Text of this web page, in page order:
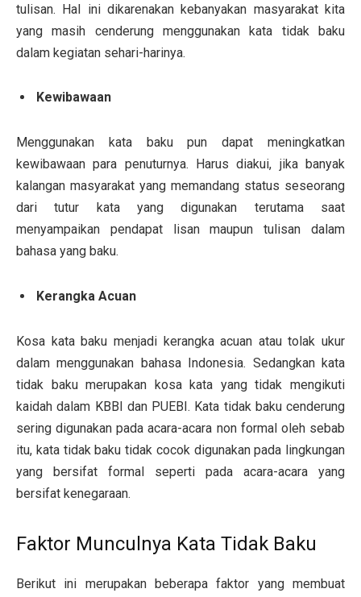
tulisan. Hal ini dikarenakan kebanyakan masyarakat kita
yang masih cenderung menggunakan kata tidak baku
dalam kegiatan sehari-harinya.
Kewibawaan
Menggunakan kata baku pun dapat meningkatkan
kewibawaan para penuturnya. Harus diakui, jika banyak
kalangan masyarakat yang memandang status seseorang
dari tutur kata yang digunakan terutama saat
menyampaikan pendapat lisan maupun tulisan dalam
bahasa yang baku.
Kerangka Acuan
Kosa kata baku menjadi kerangka acuan atau tolak ukur
dalam menggunakan bahasa Indonesia. Sedangkan kata
tidak baku merupakan kosa kata yang tidak mengikuti
kaidah dalam KBBI dan PUEBI. Kata tidak baku cenderung
sering digunakan pada acara-acara non formal oleh sebab
itu, kata tidak baku tidak cocok digunakan pada lingkungan
yang bersifat formal seperti pada acara-acara yang
bersifat kenegaraan.
Faktor Munculnya Kata Tidak Baku
Berikut ini merupakan beberapa faktor yang membuat